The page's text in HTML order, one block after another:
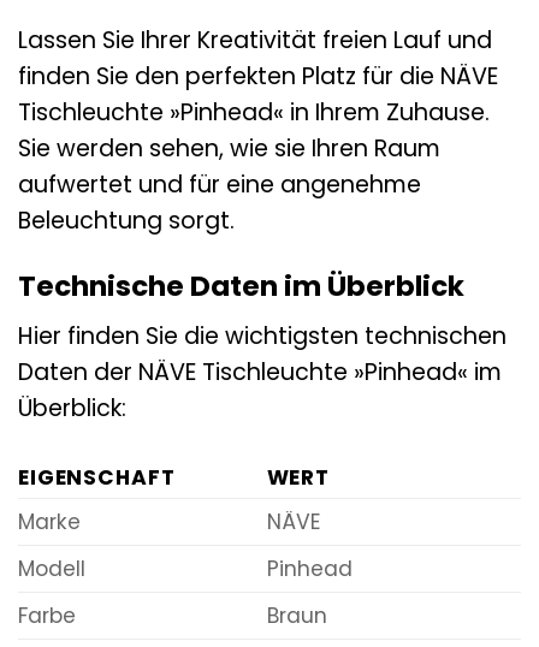
Lassen Sie Ihrer Kreativität freien Lauf und
finden Sie den perfekten Platz für die NÄVE
Tischleuchte »Pinhead« in Ihrem Zuhause.
Sie werden sehen, wie sie Ihren Raum
aufwertet und für eine angenehme
Beleuchtung sorgt.
Technische Daten im Überblick
Hier finden Sie die wichtigsten technischen
Daten der NÄVE Tischleuchte »Pinhead« im
Überblick:
EIGENSCHAFT
WERT
Marke
NÄVE
Modell
Pinhead
Farbe
Braun